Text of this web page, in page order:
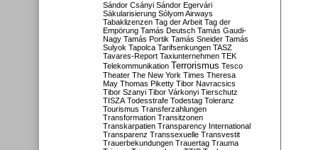
Sándor Csányi Sándor Egervári
Säkularisierung Sólyom Airways
Tabaklizenzen Tag der Arbeit Tag der
Empörung Tamás Deutsch Tamás Gaudi-
Nagy Tamás Portik Tamás Sneider Tamás
Sulyok Tapolca Tarifsenkungen TASZ
Tavares-Report Taxiunternehmen TEK
Telekommunikation Terrorismus Tesco
Theater The New York Times Theresa
May Thomas Piketty Tibor Navracsics
Tibor Szanyi Tibor Várkonyi Tierschutz
TISZA Todesstrafe Todestag Toleranz
Tourismus Transferzahlungen
Transformation Transitzonen
Transkarpatien Transparency International
Transparenz Transsexuelle Transvestit
Trauerbekundungen Trauertag Trauma